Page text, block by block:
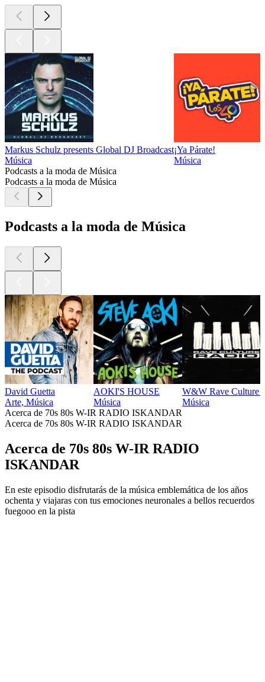
Markus Schulz presents Global DJ Broadcast
Música
¡Ya Párate!
Música
Podcasts a la moda de Música
Podcasts a la moda de Música
Podcasts a la moda de Música
David Guetta
Arte, Música
AOKI'S HOUSE
Música
W&W Rave Culture
Música
Acerca de 70s 80s W-IR RADIO ISKANDAR
Acerca de 70s 80s W-IR RADIO ISKANDAR
Acerca de 70s 80s W-IR RADIO
ISKANDAR
En este episodio disfrutarás de la música emblemática de los años
ochenta y viajaras con tus emociones neuronales a bellos recuerdos
fuegooo en la pista